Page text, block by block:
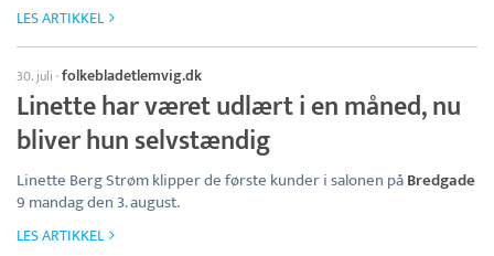
LES ARTIKKEL
30. juli ·folkebladetlemvig.dk
Linette har været udlært i en måned, nu
bliver hun selvstændig
Linette Berg Strøm klipper de første kunder i salonen påBredgade
9 mandag den 3. august.
LES ARTIKKEL